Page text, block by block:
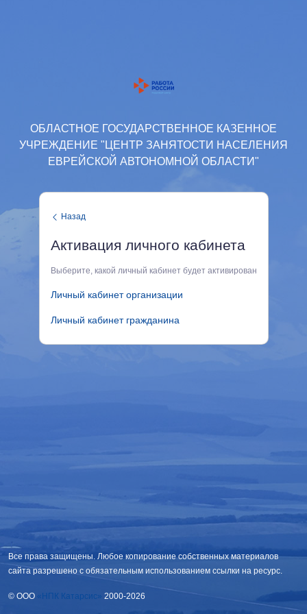
ОБЛАСТНОЕ ГОСУДАРСТВЕННОЕ КАЗЕННОЕ
УЧРЕЖДЕНИЕ "ЦЕНТР ЗАНЯТОСТИ НАСЕЛЕНИЯ
ЕВРЕЙСКОЙ АВТОНОМНОЙ ОБЛАСТИ"
Назад
Активация личного кабинета
Выберите, какой личный кабинет будет активирован
Личный кабинет организации
Личный кабинет гражданина
Все права защищены. Любое копирование собственных материалов
сайта разрешено с обязательным использованием ссылки на ресурс.
© OOO «НПК Катарсис» 2000-2026